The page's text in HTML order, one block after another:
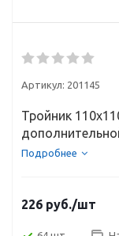
Артикул: 201145
Тройник
Подробнее
226 руб./шт